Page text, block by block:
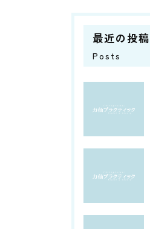
最近の投稿
Posts